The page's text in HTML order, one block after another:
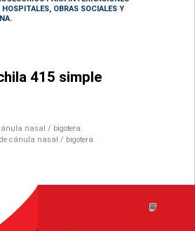
OBRAS SOCIALES Y
415 simple
nasal / bigotera.
cánula nasal / bigotera.